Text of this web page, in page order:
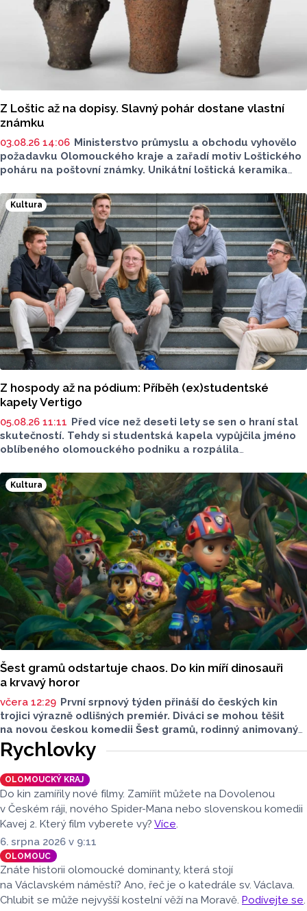
Z Loštic až na dopisy. Slavný pohár dostane vlastní
známku
03.08.26 14:06 Ministerstvo průmyslu a obchodu vyhovělo
požadavku Olomouckého kraje a zařadí motiv Loštického
poháru na poštovní známky. Unikátní loštická keramika
konce 14. zhruba do poloviny 16. století.
Kultura
Z hospody až na pódium: Příběh (ex)studentské
kapely Vertigo
05.08.26 11:11 Před více než deseti lety se sen o hraní stal
skutečností. Tehdy si studentská kapela vypůjčila jméno
oblíbeného olomouckého podniku a rozpálila
dobu rozešly. Minulý rok ale britpopová kapela Vertigo
nabrala druhý dech. Tentokrát už v pozměněné sestavě.
Kultura
Šest gramů odstartuje chaos. Do kin míří dinosauři
a krvavý horor
včera 12:29 První srpnový týden přináší do českých kin
trojici výrazně odlišných premiér. Diváci se mohou těšit
na novou českou komedii Šest gramů, rodinný animovaný
film Tlapková patrola: Dinosauří film i horor Zmrzlinář,
který je určen pouze dospělým divákům. Filmové novinky
představil Radek Kreuziger v rozhovoru Lukáše Kobzy pro
Radio Haná.
Rychlovky
OLOMOUCKÝ KRAJ
Do kin zamířily nové filmy. Zamířit můžete na Dovolenou
v Českém ráji, nového Spider-Mana nebo slovenskou komedii
Kavej 2. Který film vyberete vy? Více.
6. srpna 2026 v 9:11
OLOMOUC
Znáte historii olomoucké dominanty, která stojí
na Václavském náměstí? Ano, řeč je o katedrále sv. Václava.
Chlubit se může nejvyšší kostelní věží na Moravě. Podívejte se.